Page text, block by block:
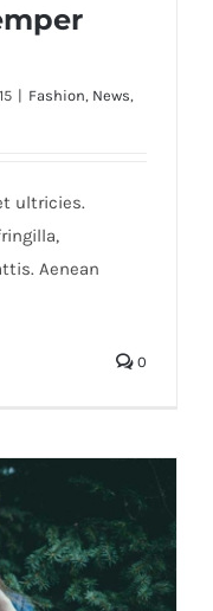
| Fashion, News,
ultricies.
Aenean
0